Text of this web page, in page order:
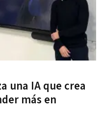
una IA que crea
más en